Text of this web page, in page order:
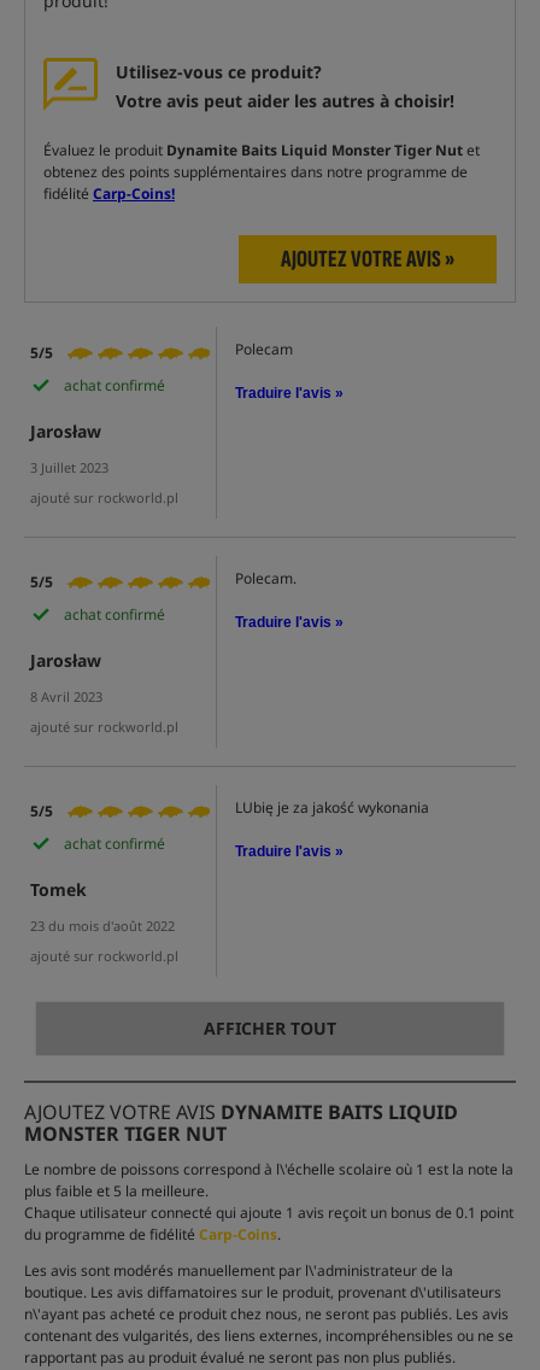
Utilisez-vous ce produit?
Votre avis peut aider les autres à choisir!
Évaluez le produit Dynamite Baits Liquid Monster Tiger Nutet
obtenez des points supplémentaires dans notre programme de
fidélité Carp-Coins!
AJOUTEZ VOTRE AVIS »
5/5
achat confirmé
Jarosław
3 Juillet 2023
ajouté sur rockworld.pl
Polecam
Traduire l'avis »
5/5
achat confirmé
Jarosław
8 Avril 2023
ajouté sur rockworld.pl
Polecam.
Traduire l'avis »
5/5
achat confirmé
Tomek
23 du mois d'août 2022
ajouté sur rockworld.pl
LUbię je za jakość wykonania
Traduire l'avis »
AFFICHER TOUT
AJOUTEZ VOTRE AVIS DYNAMITE BAITS LIQUID
MONSTER TIGER NUT
Le nombre de poissons correspond à l\'échelle scolaire où 1 est la note la
plus faible et 5 la meilleure.
Chaque utilisateur connecté qui ajoute 1 avis reçoit un bonus de 0.1 point
du programme de fidélité Carp-Coins.
Les avis sont modérés manuellement par l\'administrateur de la
boutique. Les avis diffamatoires sur le produit, provenant d\'utilisateurs
n\'ayant pas acheté ce produit chez nous, ne seront pas publiés. Les avis
contenant des vulgarités, des liens externes, incompréhensibles ou ne se
rapportant pas au produit évalué ne seront pas non plus publiés.